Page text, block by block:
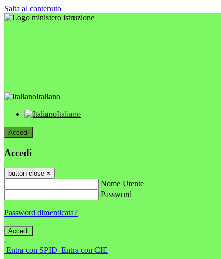
Salta al contenuto
Italiano
Italiano
Accedi
Accedi
button close ×
Nome Utente
Password
Password dimenticata?
-
Entra con SPID Entra con CIE